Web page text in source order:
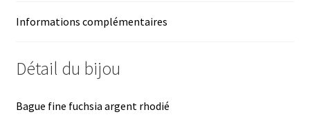
k
p
Informations complémentaires
Détail du bijou
Bague fine fuchsia argent rhodié